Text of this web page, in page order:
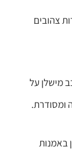
מישלן על
ומסודרת.
באמנות